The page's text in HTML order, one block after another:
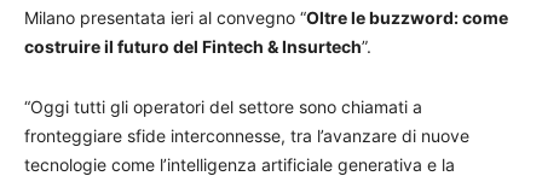
Milano presentata ieri al convegno “Oltre le buzzword: come
costruire il futuro del Fintech & Insurtech”.
“Oggi tutti gli operatori del settore sono chiamati a
fronteggiare sfide interconnesse, tra l’avanzare di nuove
tecnologie come l’intelligenza artificiale generativa e la